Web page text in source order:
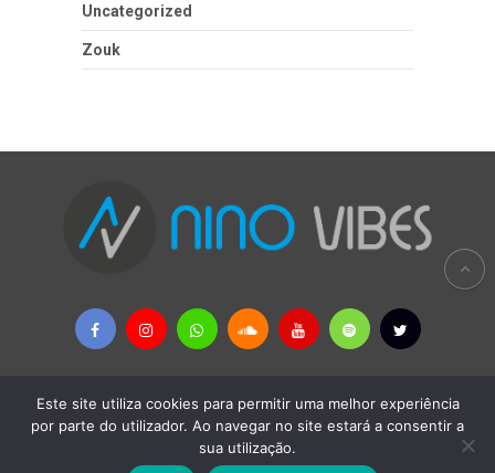
Uncategorized
Zouk
Copyright © 2026Nino Vibes - MÚSICAS AFRICANAS & PALOP
Remoção de Conteúdos
-
Este site utiliza cookies para permitir uma melhor experiência
por parte do utilizador. Ao navegar no site estará a consentir a
sua utilização.